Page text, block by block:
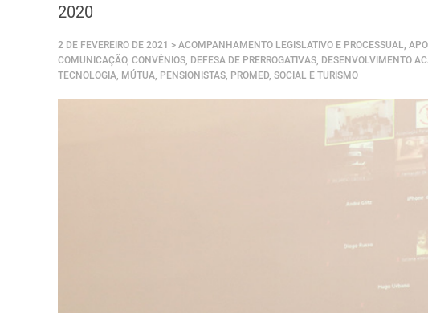
2020
2 DE FEVEREIRO DE 2021 > ACOMPANHAMENTO LEGISLATIVO E PROCESSUAL,
COMUNICAÇÃO, CONVÊNIOS, DEFESA DE PRERROGATIVAS, DESENVOLVIMENTO
TECNOLOGIA, MÚTUA, PENSIONISTAS, PROMED, SOCIAL E TURISMO